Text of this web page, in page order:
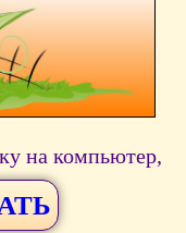
на компьютер,